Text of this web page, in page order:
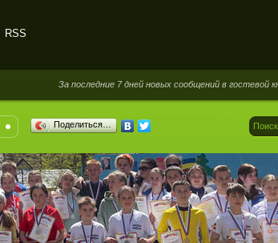
RSS
За последние 7 дней новых сообщений в гостевой книге нет
Поделиться…